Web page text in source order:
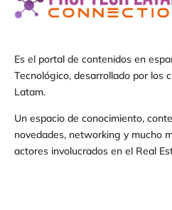
Es el portal de contenidos en
Tecnológico, desarrollado por los
Latam.
Un espacio de conocimiento,
novedades, networking y mucho
actores involucrados en el Real